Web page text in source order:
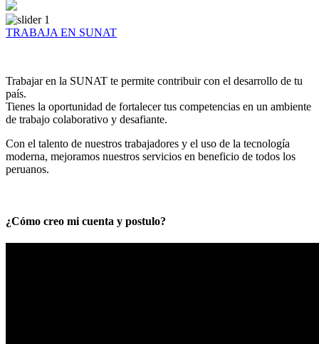
TRABAJA EN SUNAT
Trabajar en la SUNAT te permite contribuir con el desarrollo de tu
país.
Tienes la oportunidad de fortalecer tus competencias en un ambiente
de trabajo colaborativo y desafiante.
Con el talento de nuestros trabajadores y el uso de la tecnología
moderna, mejoramos nuestros servicios en beneficio de todos los
peruanos.
¿Cómo creo mi cuenta y postulo?